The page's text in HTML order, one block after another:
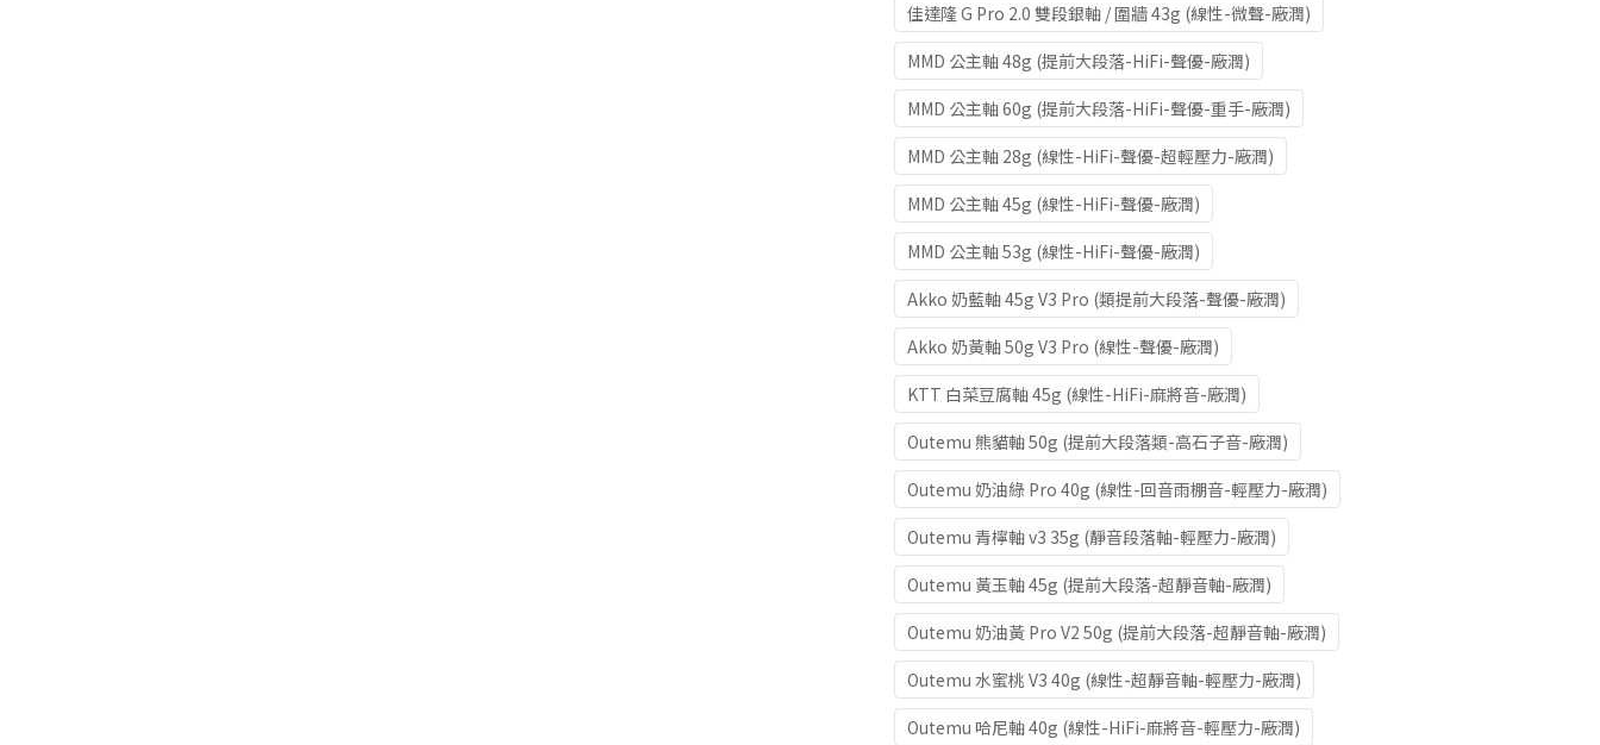
佳達隆 G Pro 2.0 雙段銀軸 / 圍牆 43g (線性-微聲-廠潤)
MMD 公主軸 48g (提前大段落-HiFi-聲優-廠潤)
MMD 公主軸 60g (提前大段落-HiFi-聲優-重手-廠潤)
MMD 公主軸 28g (線性-HiFi-聲優-超輕壓力-廠潤)
MMD 公主軸 45g (線性-HiFi-聲優-廠潤)
MMD 公主軸 53g (線性-HiFi-聲優-廠潤)
Akko 奶藍軸 45g V3 Pro (類提前大段落-聲優-廠潤)
Akko 奶黃軸 50g V3 Pro (線性-聲優-廠潤)
KTT 白菜豆腐軸 45g (線性-HiFi-麻將音-廠潤)
Outemu 熊貓軸 50g (提前大段落類-高石子音-廠潤)
Outemu 奶油綠 Pro 40g (線性-回音雨棚音-輕壓力-廠潤)
Outemu 青檸軸 v3 35g (靜音段落軸-輕壓力-廠潤)
Outemu 黃玉軸 45g (提前大段落-超靜音軸-廠潤)
Outemu 奶油黃 Pro V2 50g (提前大段落-超靜音軸-廠潤)
Outemu 水蜜桃 V3 40g (線性-超靜音軸-輕壓力-廠潤)
Outemu 哈尼軸 40g (線性-HiFi-麻將音-輕壓力-廠潤)